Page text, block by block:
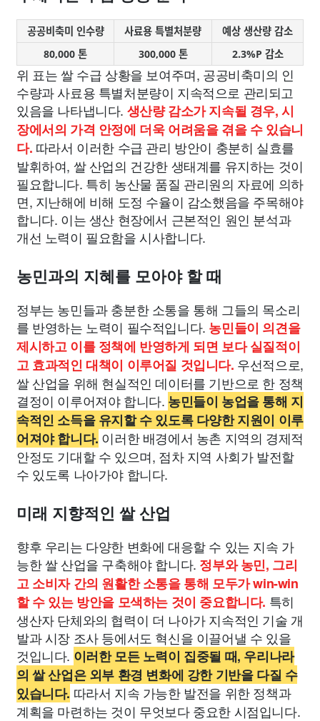
공공비축미 인수량 사료용 특별처분량
예상 생산량 감소
80,000 톤
300,000 톤 2.3%P 감소
위 표는 쌀 수급 상황을 보여주며, 공공비축미의 인
수량과 사료용 특별처분량이 지속적으로 관리되고
있음을 나타냅니다. 생산량 감소가 지속될 경우, 시
장에서의 가격 안정에 더욱 어려움을 겪을 수 있습니
다. 따라서 이러한 수급 관리 방안이 충분히 실효를
발휘하여, 쌀 산업의 건강한 생태계를 유지하는 것이
필요합니다. 특히 농산물 품질 관리원의 자료에 의하
면, 지난해에 비해 도정 수율이 감소했음을 주목해야
합니다. 이는 생산 현장에서 근본적인 원인 분석과
개선 노력이 필요함을 시사합니다.
농민과의 지혜를 모아야 할 때
정부는 농민들과 충분한 소통을 통해 그들의 목소리
를 반영하는 노력이 필수적입니다. 농민들이 의견을
제시하고 이를 정책에 반영하게 되면 보다 실질적이
고 효과적인 대책이 이루어질 것입니다. 우선적으로,
쌀 산업을 위해 현실적인 데이터를 기반으로 한 정책
결정이 이루어져야 합니다. 농민들이 농업을 통해 지
속적인 소득을 유지할 수 있도록 다양한 지원이 이루
어져야 합니다. 이러한 배경에서 농촌 지역의 경제적
안정도 기대할 수 있으며, 점차 지역 사회가 발전할
수 있도록 나아가야 합니다.
미래 지향적인 쌀 산업
향후 우리는 다양한 변화에 대응할 수 있는 지속 가
능한 쌀 산업을 구축해야 합니다. 정부와 농민, 그리
고 소비자 간의 원활한 소통을 통해 모두가 win-win
할 수 있는 방안을 모색하는 것이 중요합니다. 특히
생산자 단체와의 협력이 더 나아가 지속적인 기술 개
발과 시장 조사 등에서도 혁신을 이끌어낼 수 있을
것입니다. 이러한 모든 노력이 집중될 때, 우리나라
의 쌀 산업은 외부 환경 변화에 강한 기반을 다질 수
있습니다. 따라서 지속 가능한 발전을 위한 정책과
계획을 마련하는 것이 무엇보다 중요한 시점입니다.